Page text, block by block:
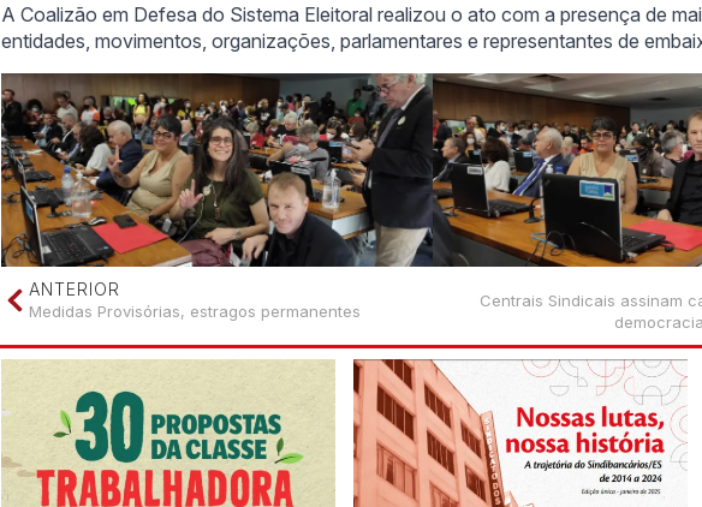
A Coalizão em Defesa do Sistema Eleitoral realizou o ato com a presença de
entidades, movimentos, organizações, parlamentares e representantes de
Centrais Sindicais assinam
ANTERIOR
Medidas Provisórias, estragos permanentes